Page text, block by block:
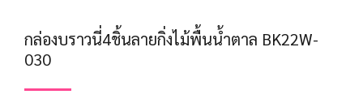
กล่องบราวนี่4ชิ้นลายกิ่งไม้พื้นน้ำตาล BK22W-
030